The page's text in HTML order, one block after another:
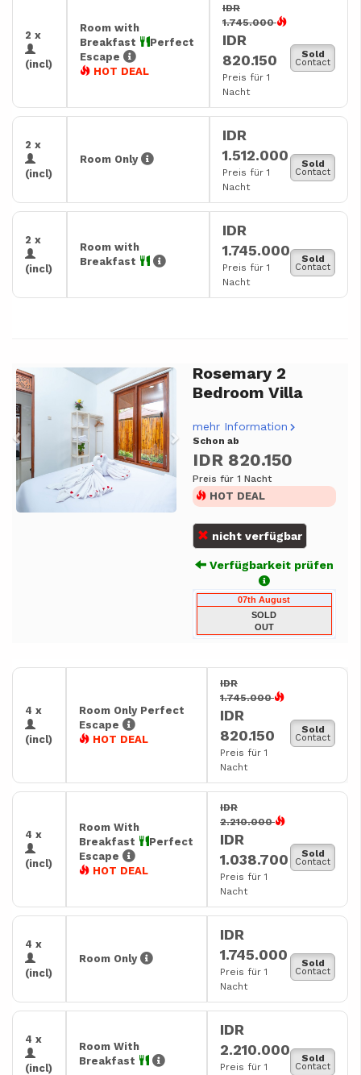
2 x
(incl)
Room with
Breakfast
Perfect
Escape
HOT DEAL
IDR
1.745.000
IDR
820.150
Preis für 1
Nacht
Sold
Contact
2 x
(incl)
Room Only
IDR
1.512.000
Preis für 1
Nacht
Sold
Contact
2 x
(incl)
Room with
Breakfast
IDR
1.745.000
Preis für 1
Nacht
Sold
Contact
Previous NextRosemary 2
Bedroom Villa
mehr Information
Schon ab
IDR 820.150
Preis für 1 Nacht
HOT DEAL
nicht verfügbar
Verfügbarkeit prüfen
07th August
SOLD
OUT
4 x
(incl)
Room Only Perfect
Escape
HOT DEAL
IDR
1.745.000
IDR
820.150
Preis für 1
Nacht
Sold
Contact
4 x
(incl)
Room With
Breakfast
Perfect
Escape
HOT DEAL
IDR
2.210.000
IDR
1.038.700
Preis für 1
Nacht
Sold
Contact
4 x
(incl)
Room Only
IDR
1.745.000
Preis für 1
Nacht
Sold
Contact
4 x
(incl)
Room With
Breakfast
IDR
2.210.000
Preis für 1
Sold
Contact